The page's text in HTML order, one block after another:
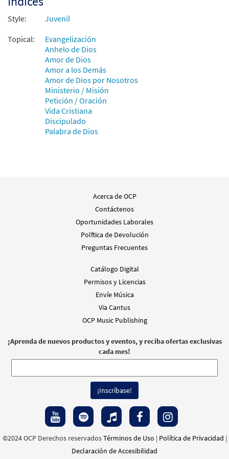
Descargue]
from Cristo No Tiene Pies en el Mundo
Agregar al carrito
Fuego Divino [Coral – Descargue]
30139931 DIGITAL
Agregar al carrito
Style:
Juvenil
Topical:
Evangelización
Anhelo de Dios
Amor de Dios
Amor a los Demás
Amor de Dios por Nosotros
Ministerio / Misión
Petición / Oración
Vida Cristiana
Discipulado
Palabra de Dios
Acerca de OCP
Contáctenos
Oportunidades Laborales
Polftica de Devolución
Preguntas Frecuentes
Catálogo Digital
Permisos y Licencias
Envíe Música
Via Cantus
OCP Music Publishing
¡Aprenda de nuevos productos y eventos, y reciba ofertas exclusivas
cada mes!
©2024 OCP Derechos reservadosTérminos de Uso | Política de Privacidad |
Declaración de Accesibilidad